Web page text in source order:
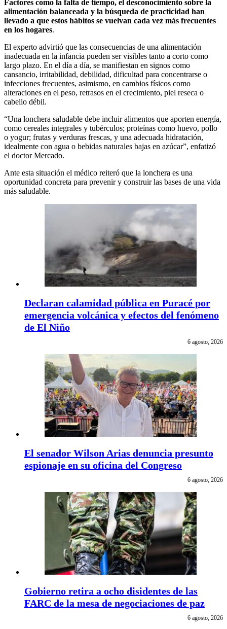
Factores como la falta de tiempo, el desconocimiento sobre la
alimentación balanceada y la búsqueda de practicidad han
llevado a que estos hábitos se vuelvan cada vez más frecuentes
en los hogares.
El experto advirtió que las consecuencias de una alimentación
inadecuada en la infancia pueden ser visibles tanto a corto como
largo plazo. En el día a día, se manifiestan en signos como
cansancio, irritabilidad, debilidad, dificultad para concentrarse o
infecciones frecuentes, asimismo, en cambios físicos como
alteraciones en el peso, retrasos en el crecimiento, piel reseca o
cabello débil.
“Una lonchera saludable debe incluir alimentos que aporten energía,
como cereales integrales y tubérculos; proteínas como huevo, pollo
o yogur; frutas y verduras frescas, y una adecuada hidratación,
idealmente con agua o bebidas naturales bajas en azúcar”, enfatizó
el doctor Mercado.
Ante esta situación el médico reiteró que la lonchera es una
oportunidad concreta para prevenir y construir las bases de una vida
más saludable.
Declaran calamidad pública en Puracé por
emergencia volcánica y efectos del fenómeno
de El Niño
6 agosto, 2026
El senador Wilson Arias denuncia presunto
espionaje en su oficina del Congreso
6 agosto, 2026
Gobierno retira a ocho disidentes de las
FARC de la mesa de negociaciones de paz
6 agosto, 2026